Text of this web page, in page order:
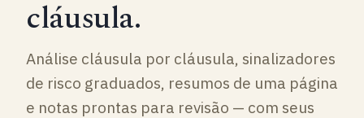
cláusula.
Análise cláusula por cláusula, sinalizadores
de risco graduados, resumos de uma página
e notas prontas para revisão — com seus